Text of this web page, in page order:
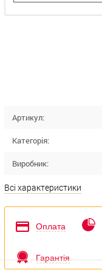
Артикул:
Категорія:
Виробник:
Всі характеристики
Оплата
Гарантія